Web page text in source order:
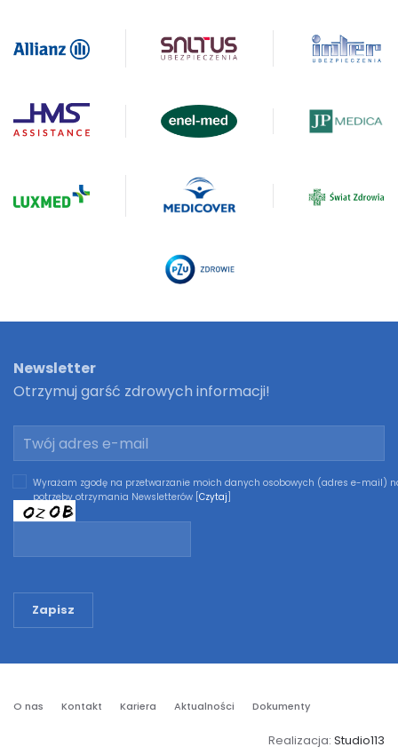
Newsletter
Otrzymuj garść zdrowych informacji!
Wyrażam zgodę na przetwarzanie moich danych osobowych (adres e-mail)
potrzeby otrzymania Newsletterów [ Czytaj
Zapisz
O nas Kontakt Kariera Aktualności Dokumenty
Realizacja: Studio113